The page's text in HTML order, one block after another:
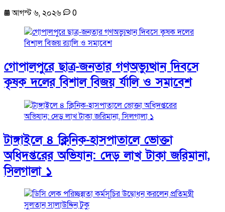
আগস্ট ৬, ২০২৬
0
গোপালপুরে ছাত্র-জনতার গণঅভ্যুত্থান দিবসে
কৃষক দলের বিশাল বিজয় র্যালি ও সমাবেশ
টাঙ্গাইলে ৪ ক্লিনিক-হাসপাতালে ভোক্তা
অধিদপ্তরের অভিযান: দেড় লাখ টাকা জরিমানা,
সিলগালা ১